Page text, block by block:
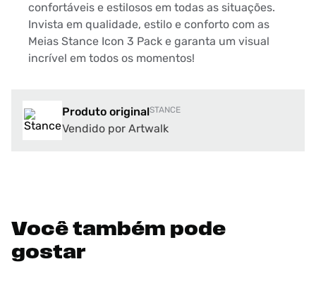
confortáveis e estilosos em todas as situações.
Invista em qualidade, estilo e conforto com as
Meias Stance Icon 3 Pack e garanta um visual
incrível em todos os momentos!
Produto originalSTANCE
Vendido por Artwalk
Você também pode
gostar